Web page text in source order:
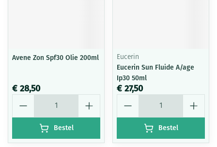
Avene Zon Spf30 Olie 200ml
€ 28,50
Bestel
Eucerin
Eucerin Sun Fluide A/age
Ip30 50ml
€ 27,50
Bestel